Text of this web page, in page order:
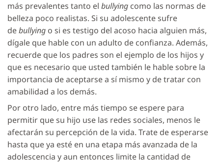
más prevalentes tanto el bullying como las normas de
belleza poco realistas. Si su adolescente sufre
debullying o si es testigo del acoso hacia alguien más,
dígale que hable con un adulto de confianza. Además,
recuerde que los padres son el ejemplo de los hijos y
que es necesario que usted también le hable sobre la
importancia de aceptarse a sí mismo y de tratar con
amabilidad a los demás.
Por otro lado, entre más tiempo se espere para
permitir que su hijo use las redes sociales, menos le
afectarán su percepción de la vida. Trate de esperarse
hasta que ya esté en una etapa más avanzada de la
adolescencia y aun entonces limite la cantidad de